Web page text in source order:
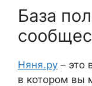
База
Няня.ру – это
в котором вы